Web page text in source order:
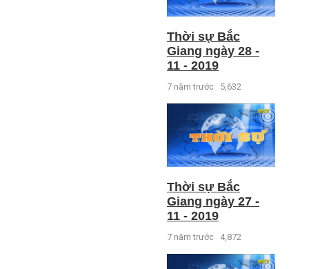
Thời sự Bắc
Giang ngày 28 -
11 - 2019
7 năm trước 5,632
Thời sự Bắc
Giang ngày 27 -
11 - 2019
7 năm trước 4,872